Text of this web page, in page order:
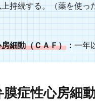
持続する。（薬を使っ
細動（ＣＡＦ）：一年
症性心房細